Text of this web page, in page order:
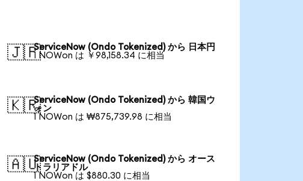
🇯🇵ServiceNow (Ondo Tokenized) から 日本円
1 NOWon は ￥98,158.34 に相当
🇰🇷ServiceNow (Ondo Tokenized) から 韓国ウ
ォン
1 NOWon は ₩875,739.98 に相当
🇦🇺ServiceNow (Ondo Tokenized) から オース
トラリアドル
1 NOWon は $880.30 に相当